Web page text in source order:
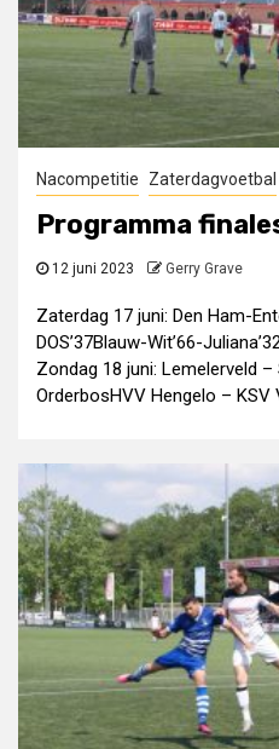
Nacompetitie Zaterdagvoetbal
Programma
12 juni 2023 Gerry Grave
Zaterdag 17 juni: Den Ham-
DOS’37Blauw-Wit’66-
Zondag 18 juni: Lemelerveld
OrderbosHVV Hengelo – KSV